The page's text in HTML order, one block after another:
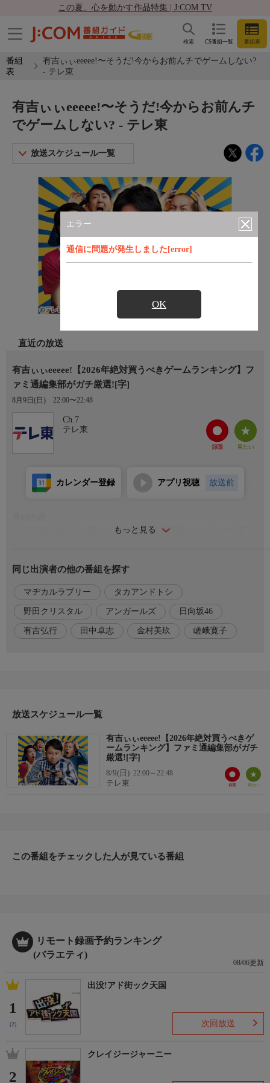
この夏、心を動かす作品特集 | J:COM TV
CS番組一覧 番組表
検索
番組
表
有吉ぃぃeeeee!〜そうだ!今からお前んチでゲームしない?
- テレ東
エラー
通信に問題が発生しました[error]
OK
有吉ぃぃeeeee!〜そうだ!今からお前んチ
でゲームしない? - テレ東
放送スケジュール一覧
直近の放送
有吉ぃぃeeeee!【2026年絶対買うべきゲームランキング】フ
ァミ通編集部がガチ厳選![字]
8月9日(日) 22:00〜22:48
Ch.7
テレ東
もっと見る
カレンダー登録 アプリ視聴 放送前
ゲーム愛の強さでは誰にも負けない“芸能界随一のゲーマー”有吉
ツ”に挑戦する。
出演者
【MC】
有吉弘行
【出演】
嵯峨寛子(ファミ通編集長)
関連情報
オンライン戦は随時Xなどで告知。あなたの挑戦を待っています!
【番組公式X】
公式ホームページ
https://www.tv-tokyo.co.jp/ariyoshieeeee/
ト、本番収録前に出演者がゲーム練習している様子などを配信。
【YouTube テレビ東京公式チャンネル】
お知らせ
WTTチャンピオンズ横浜2026により放送日時を変更する可能性
があります。
同じ出演者の他の番組を探す
マヂカルラブリー タカアンドトシ
野田クリスタル アンガールズ 日向坂46
有吉弘行 田中卓志 金村美玖 嵯峨寛子
放送スケジュール一覧
有吉ぃぃeeeee!【2026年絶対買うべきゲ
ームランキング】ファミ通編集部がガチ
厳選![字]
8/9(日) 22:00～22:48
テレ東
この番組をチェックした人が見ている番組
リモート録画予約ランキング
(バラエティ)
08/06更新
1
(2)
出没!アド街ック天国
次回放送
2
クレイジージャーニー